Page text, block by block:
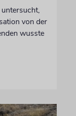
von der
wusste